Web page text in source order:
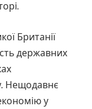
Британії
державних
Нещодавнє
у